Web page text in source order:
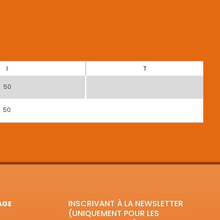
I
T
50
50
INSCRIVANT À LA NEWSLETTER
(UNIQUEMENT POUR LES